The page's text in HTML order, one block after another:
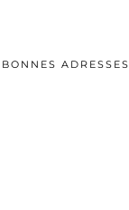
BONNES ADRESSES